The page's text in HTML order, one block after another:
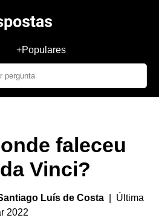
+Populares
faleceu
Vinci?
Luís de Costa | Última
2022